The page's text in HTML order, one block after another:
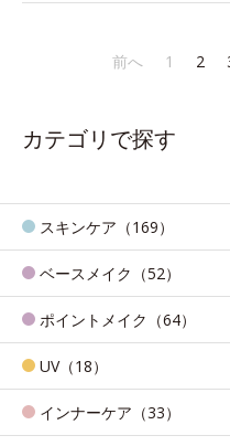
前へ 1 2
カテゴリで探す
スキンケア（169）
ベースメイク（52）
ポイントメイク（64）
UV（18）
インナーケア（33）